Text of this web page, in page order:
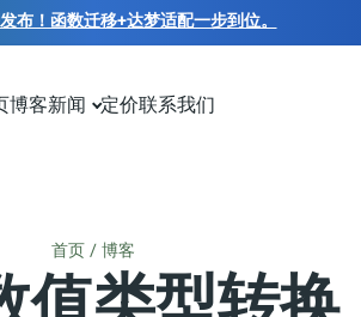
布！函数迁移+达梦适配一步到位。
博客新闻 定价联系我们
首页 博客